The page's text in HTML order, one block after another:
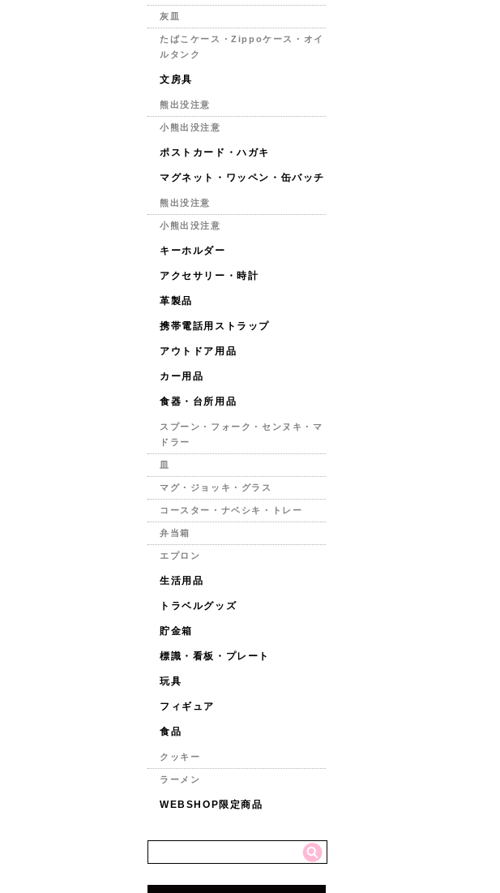
灰皿
たばこケース・Zippoケース・オイ
ルタンク
文房具
熊出没注意
小熊出没注意
ポストカード・ハガキ
マグネット・ワッペン・缶バッチ
熊出没注意
小熊出没注意
キーホルダー
アクセサリー・時計
革製品
携帯電話用ストラップ
アウトドア用品
カー用品
食器・台所用品
スプーン・フォーク・センヌキ・マ
ドラー
マグ・ジョッキ・グラス
コースター・ナベシキ・トレー
弁当箱
エプロン
生活用品
トラベルグッズ
貯金箱
標識・看板・プレート
玩具
フィギュア
食品
クッキー
ラーメン
WEBSHOP限定商品